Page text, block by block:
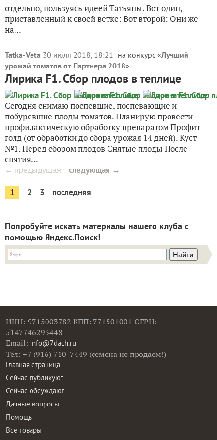
отдельно, пользуясь идеей Татьяны. Вот один,
приставленный к своей ветке: Вот второй: Они же
на...
Tatka-Veta 30 июля 2018, 18:21 на конкурс «Лучший
урожай томатов от Партнера 2018»
Лирика F1. Сбор плодов в теплице
Сегодня снимаю поспевшие, поспевающие и
побуревшие плоды томатов. Планирую провести
профилактическую обработку препаратом Профит-
голд (от обработки до сбора урожая 14 дней). Куст
№1. Перед сбором плодов Снятые плоды После
снятия...
← предыдущая следующая →
1 2 3 последняя
Попробуйте искать материалы нашего клуба с
помощью Яндекс.Поиск!
ИНН: 9715003782 КПП: 771501001 ОГРН:
5147746293448
Email: info@7dach.ru
Тел: +7 (916) 710-7449 (семена не продаем!)
Главная страница
Сейчас публикуют
Сейчас обсуждают
Дачные вопросы
Помощь
Все товары